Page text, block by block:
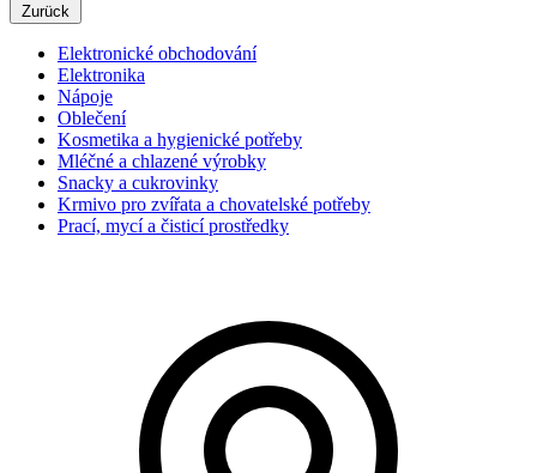
Zurück
Elektronické obchodování
Elektronika
Nápoje
Oblečení
Kosmetika a hygienické potřeby
Mléčné a chlazené výrobky
Snacky a cukrovinky
Krmivo pro zvířata a chovatelské potřeby
Prací, mycí a čisticí prostředky